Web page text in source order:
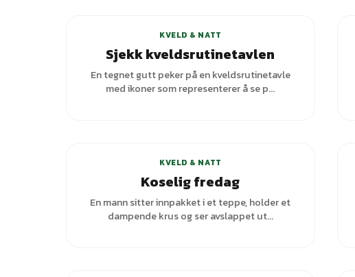
KVELD & NATT
Sjekk kveldsrutinetavlen
En tegnet gutt peker på en kveldsrutinetavle
med ikoner som representerer å se p...
KVELD & NATT
Koselig fredag
En mann sitter innpakket i et teppe, holder et
dampende krus og ser avslappet ut...